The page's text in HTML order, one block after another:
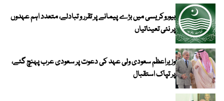
بیوروکریسی میں بڑے پیمانے پر تقرر و تبادلے، متعدد اہم عہدوں
پر نئی تعیناتیاں
وزیراعظم سعودی ولی عہد کی دعوت پر سعودی عرب پہنچ گئے،
پر تپاک استقبال